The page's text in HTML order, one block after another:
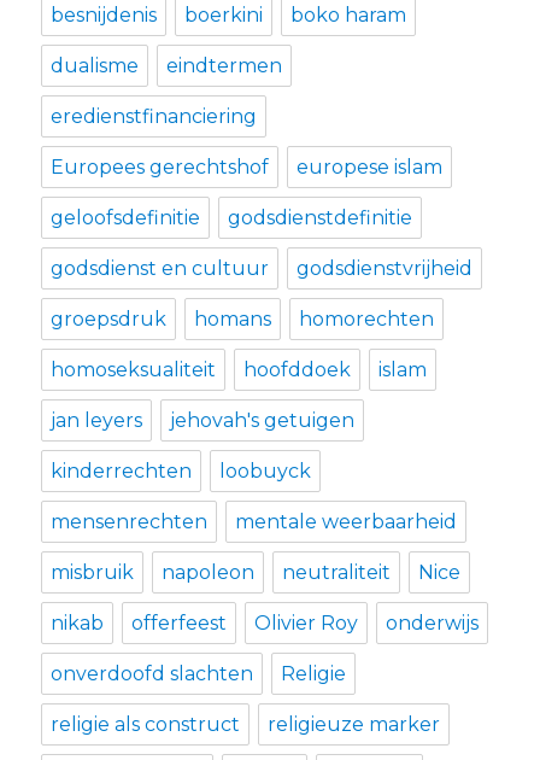
besnijdenis boerkini boko haram
dualisme eindtermen
eredienstfinanciering
Europees gerechtshof europese islam
geloofsdefinitie godsdienstdefinitie
godsdienst en cultuur godsdienstvrijheid
groepsdruk homans homorechten
homoseksualiteit hoofddoek islam
jan leyers jehovah's getuigen
kinderrechten loobuyck
mensenrechten mentale weerbaarheid
misbruik napoleon neutraliteit Nice
nikab offerfeest Olivier Roy onderwijs
onverdoofd slachten Religie
religie als construct religieuze marker